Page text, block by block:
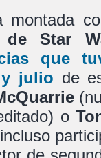
montada
Star
que
julio de
o